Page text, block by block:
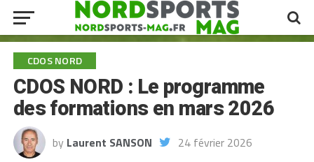
CDOS NORD
CDOS NORD : Le programme
des formations en mars 2026
by Laurent SANSON 24 février 2026